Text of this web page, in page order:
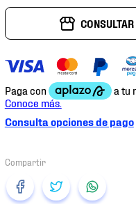
Consulta opciones de pago